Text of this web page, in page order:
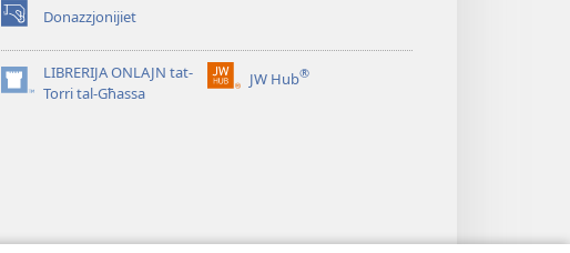
Donazzjonijiet
(opens
new
window)LIBRERIJA ONLAJN tat-
Torri tal-Għassa
(opens
JW Hub®
(opens